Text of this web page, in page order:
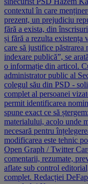
contextul în care
prezent, un prejudiciu
fără a exista, din
și fără a rezulta existența
care să justifice
indexare publică”, se
o informație din articol.
administrator public al
colegul său din PSD -
complet al persoanei
permit identificarea
spune exact ce să
materialului, acolo unde
necesară pentru
modificarea este tehnic
Open Graph / Twitter
comentarii, rezumate,
aflate sub control
complet. Redacției